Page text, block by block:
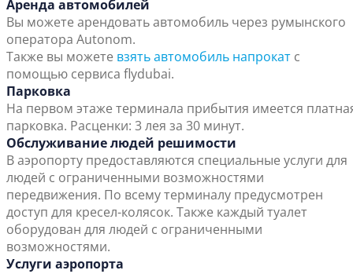
Аренда автомобилей
Вы можете арендовать автомобиль через румынского
оператора Autonom.
Также вы можете взять автомобиль напрокат с
помощью сервиса flydubai.
Парковка
На первом этаже терминала прибытия имеется
парковка. Расценки: 3 лея за 30 минут.
Обслуживание людей решимости
В аэропорту предоставляются специальные услуги для
людей с ограниченными возможностями
передвижения. По всему терминалу предусмотрен
доступ для кресел-колясок. Также каждый туалет
оборудован для людей с ограниченными
возможностями.
Услуги аэропорта